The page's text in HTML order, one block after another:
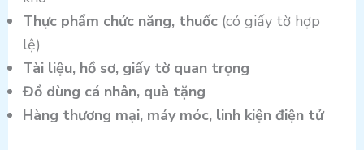
Thực phẩm chức năng, thuốc(có giấy tờ hợp
lệ)
Tài liệu, hồ sơ, giấy tờ quan trọng
Đồ dùng cá nhân, quà tặng
Hàng thương mại, máy móc, linh kiện điện tử